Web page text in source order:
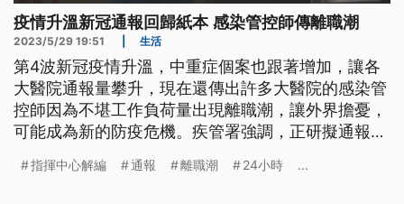
疫情升溫新冠通報回歸紙本 感染管控師傳離職潮
2023/5/29 19:51 生活
第4波新冠疫情升溫，中重症個案也跟著增加，讓各
大醫院通報量攀升，現在還傳出許多大醫院的感染管
控師因為不堪工作負荷量出現離職潮，讓外界擔憂，
可能成為新的防疫危機。疾管署強調，正研擬通報改
指揮中心解編 通報 離職潮 24小時 ...